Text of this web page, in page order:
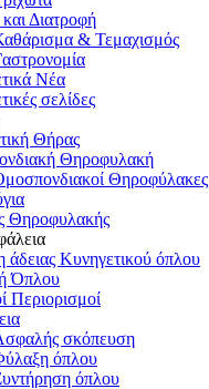
Διατροφή
& Τεμαχισμός
Νέα
σελίδες
Θήρας
Θηροφυλακή
Θηροφύλακες
Θηροφυλακής
Κυνηγετικού όπλου
Όπλου
Περιορισμοί
σκόπευση
όπλου
όπλου